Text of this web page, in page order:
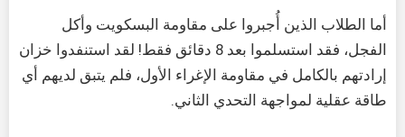
أما الطلاب الذين أُجبروا على مقاومة البسكويت وأكل
الفجل، فقد استسلموا بعد 8 دقائق فقط! لقد استنفدوا خزان
إرادتهم بالكامل في مقاومة الإغراء الأول، فلم يتبق لديهم أي
طاقة عقلية لمواجهة التحدي الثاني.